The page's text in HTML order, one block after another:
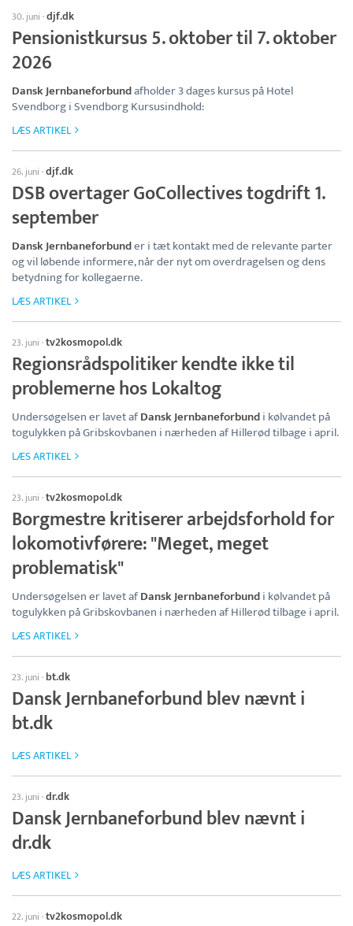
30. juni ·djf.dk
Pensionistkursus 5. oktober til 7. oktober
2026
Dansk Jernbaneforbundafholder 3 dages kursus på Hotel
Svendborg i Svendborg Kursusindhold:
LÆS ARTIKEL
26. juni ·djf.dk
DSB overtager GoCollectives togdrift 1.
september
Dansk Jernbaneforbunder i tæt kontakt med de relevante parter
og vil løbende informere, når der nyt om overdragelsen og dens
betydning for kollegaerne.
LÆS ARTIKEL
23. juni ·tv2kosmopol.dk
Regionsrådspolitiker kendte ikke til
problemerne hos Lokaltog
Undersøgelsen er lavet afDansk Jernbaneforbundi kølvandet på
togulykken på Gribskovbanen i nærheden af Hillerød tilbage i april.
LÆS ARTIKEL
23. juni ·tv2kosmopol.dk
Borgmestre kritiserer arbejdsforhold for
lokomotivførere: "Meget, meget
problematisk"
Undersøgelsen er lavet afDansk Jernbaneforbundi kølvandet på
togulykken på Gribskovbanen i nærheden af Hillerød tilbage i april.
LÆS ARTIKEL
23. juni · bt.dk
Dansk Jernbaneforbund blev nævnt i
bt.dk
LÆS ARTIKEL
23. juni ·dr.dk
Dansk Jernbaneforbund blev nævnt i
dr.dk
LÆS ARTIKEL
22. juni ·tv2kosmopol.dk